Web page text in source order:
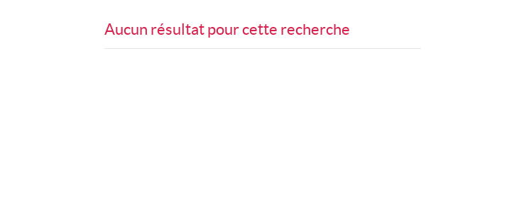
Aucun résultat pour cette recherche